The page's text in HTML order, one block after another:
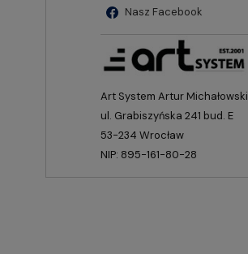
Nasz Facebook
Art System Artur Michałowski
ul. Grabiszyńska 241 bud. E
53-234 Wrocław
NIP: 895-161-80-28